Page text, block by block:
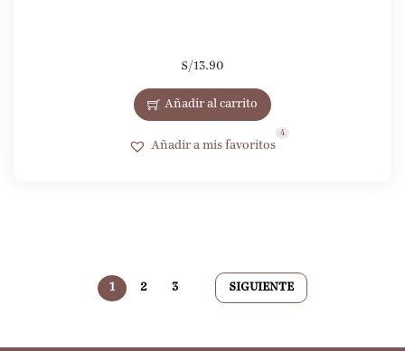
S/13.90
Añadir al carrito
Añadir a mis favoritos
4
1 2 3 SIGUIENTE